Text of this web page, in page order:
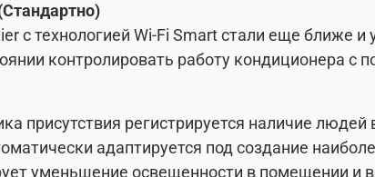
с технологией Wi-Fi Smart стали еще ближе
контролировать работу кондиционера с
присутствия регистрируется наличие
адаптируется под создание
уменьшение освещенности в помещении и